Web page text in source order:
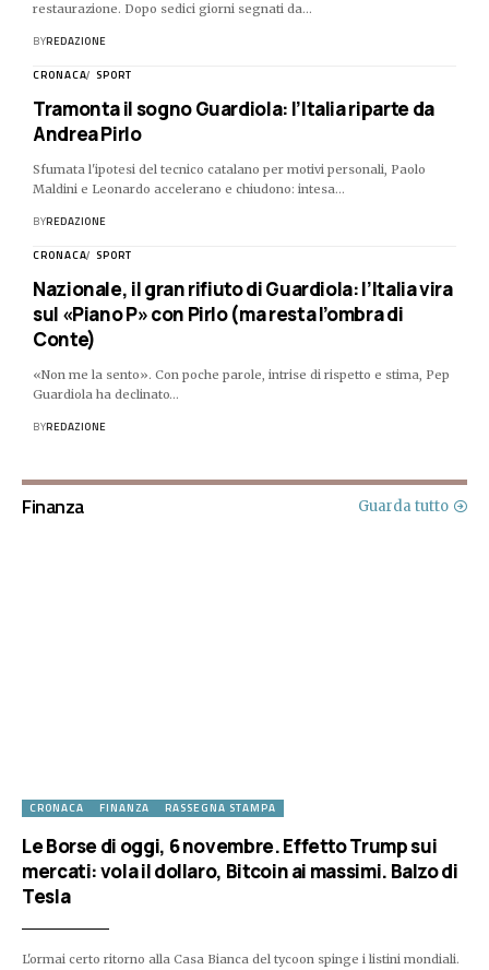
restaurazione. Dopo sedici giorni segnati da…
BYREDAZIONE
CRONACA SPORT
Tramonta il sogno Guardiola: l’Italia riparte da
Andrea Pirlo
Sfumata l'ipotesi del tecnico catalano per motivi personali, Paolo
Maldini e Leonardo accelerano e chiudono: intesa…
BYREDAZIONE
CRONACA SPORT
Nazionale, il gran rifiuto di Guardiola: l’Italia vira
sul «Piano P» con Pirlo (ma resta l’ombra di
Conte)
«Non me la sento». Con poche parole, intrise di rispetto e stima, Pep
Guardiola ha declinato…
BYREDAZIONE
Finanza Guarda tutto
CRONACA FINANZA RASSEGNA STAMPA
Le Borse di oggi, 6 novembre. Effetto Trump sui
mercati: vola il dollaro, Bitcoin ai massimi. Balzo di
Tesla
L'ormai certo ritorno alla Casa Bianca del tycoon spinge i listini mondiali.